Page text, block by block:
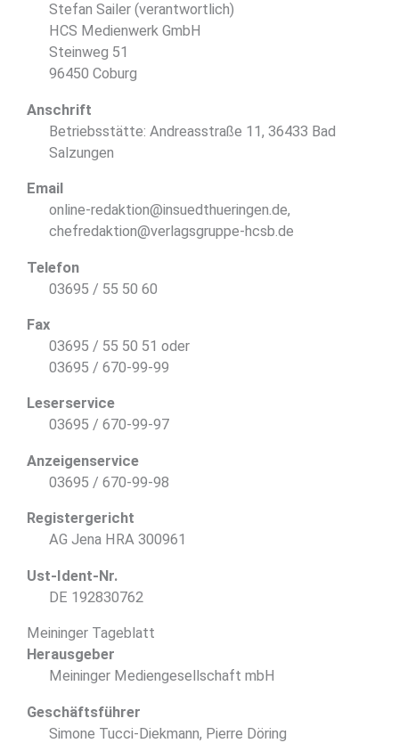
Stefan Sailer (verantwortlich)
HCS Medienwerk GmbH
Steinweg 51
96450 Coburg
Anschrift
Betriebsstätte: Andreasstraße 11, 36433 Bad
Salzungen
Email
online-redaktion@insuedthueringen.de,
chefredaktion@verlagsgruppe-hcsb.de
Telefon
03695 / 55 50 60
Fax
03695 / 55 50 51 oder
03695 / 670-99-99
Leserservice
03695 / 670-99-97
Anzeigenservice
03695 / 670-99-98
Registergericht
AG Jena HRA 300961
Ust-Ident-Nr.
DE 192830762
Meininger Tageblatt
Herausgeber
Meininger Mediengesellschaft mbH
Geschäftsführer
Simone Tucci-Diekmann, Pierre Döring